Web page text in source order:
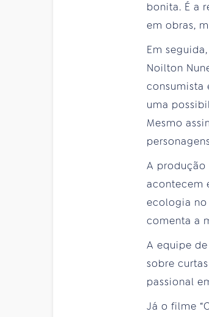
bonita. É a
em obras,
Em
Noilton
consumista
uma
Mesmo
A produção
acontecem
ecologia no
comenta a
A equipe
sobre
passional
Já o filme